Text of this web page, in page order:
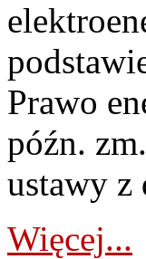
Prawo
późn.
ustawy z
Więcej...